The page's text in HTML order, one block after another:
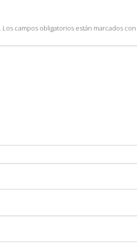
Los campos obligatorios están marcados con